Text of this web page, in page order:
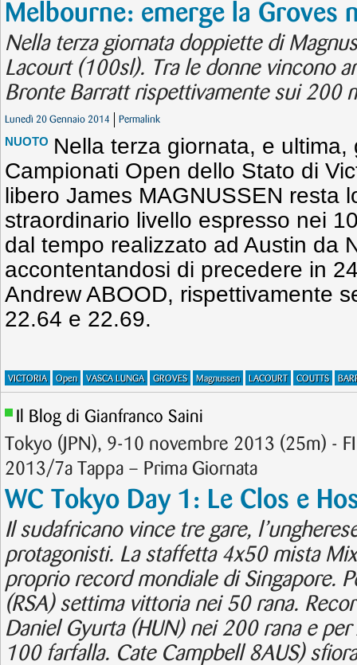
Melbourne: emerge la Groves
Nella terza giornata doppiette di
Lacourt (100sl). Tra le donne vincono
Bronte Barratt rispettivamente sui 200
Lunedì 20 Gennaio 2014 Permalink
NUOTO Nella terza giornata, e ultima,
Campionati Open dello Stato di
libero James MAGNUSSEN resta
straordinario livello espresso nei
dal tempo realizzato ad Austin da
accontentandosi di precedere in
Andrew ABOOD, rispettivamente
22.64 e 22.69.
VICTORIA Open VASCA LUNGA GROVES Magnussen LACOURT COUTTS
Il Blog di Gianfranco Saini
Tokyo (JPN), 9-10 novembre 2013 (25m) -
2013/7a Tappa – Prima Giornata
WC Tokyo Day 1: Le Clos e
Il sudafricano vince tre gare,
protagonisti. La staffetta 4x50 mista
proprio record mondiale di Singapore.
(RSA) settima vittoria nei 50 rana.
Daniel Gyurta (HUN) nei 200 rana e
100 farfalla. Cate Campbell 8AUS)